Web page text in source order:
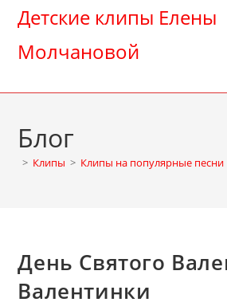
Перейти
содержимому
Детские клипы Елены
Молчановой
Блог
> Клипы > Клипы на популярные песни
День Святого
Валентинки